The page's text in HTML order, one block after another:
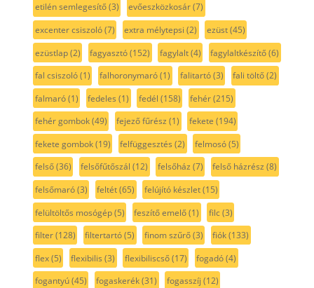
etilén semlegesítő(3) evőeszközkosár(7)
excenter csiszoló(7) extra mélytepsi (2) ezüst(45)
ezüstlap(2) fagyasztó(152) fagylalt(4) fagylaltkészítő(6)
fal csiszoló(1) falhoronymaró(1) falitartó(3) fali töltő(2)
falmaró(1) fedeles (1) fedél (158) fehér(215)
fehér gombok(49) fejező fűrész (1) fekete (194)
fekete gombok(19) felfüggesztés (2) felmosó(5)
felső(36) felsőfűtőszál (12) felsőház (7) felső házrész (8)
felsőmaró(3) feltét(65) felújító készlet(15)
felültöltős mosógép(5) feszítő emelő(1) filc(3)
filter(128) filtertartó(5) finom szűrő(3) fiók(133)
flex(5) flexibilis (3) flexibiliscső(17) fogadó(4)
fogantyú(45) fogaskerék(31) fogasszíj (12)